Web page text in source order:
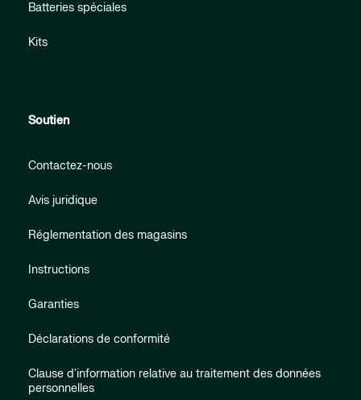
Batteries spéciales
Kits
Soutien
Contactez-nous
Avis juridique
Réglementation des magasins
Instructions
Garanties
Déclarations de conformité
Clause d'information relative au traitement des données
personnelles